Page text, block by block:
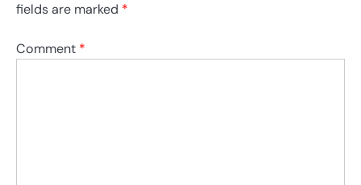
fields are marked *
Comment *